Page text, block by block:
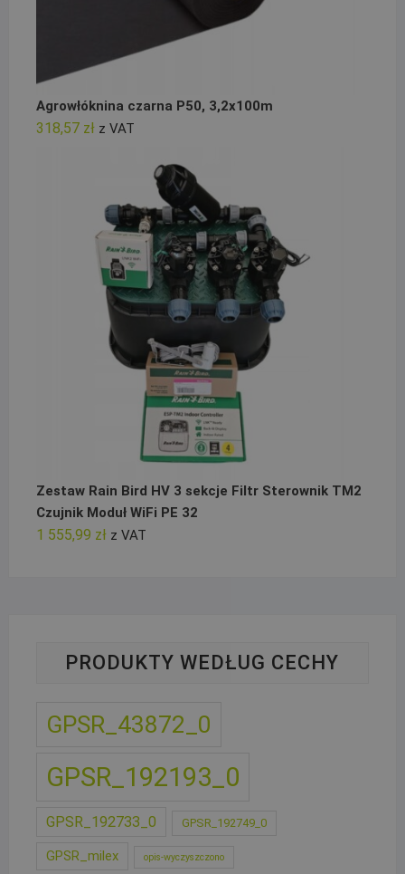
Agrowłóknina czarna P50, 3,2x100m
318,57 zł z VAT
Zestaw Rain Bird HV 3 sekcje Filtr Sterownik TM2
Czujnik Moduł WiFi PE 32
1 555,99 zł z VAT
PRODUKTY WEDŁUG CECHY
GPSR_43872_0
GPSR_192193_0
GPSR_192733_0 GPSR_192749_0
GPSR_milex opis-wyczyszczono